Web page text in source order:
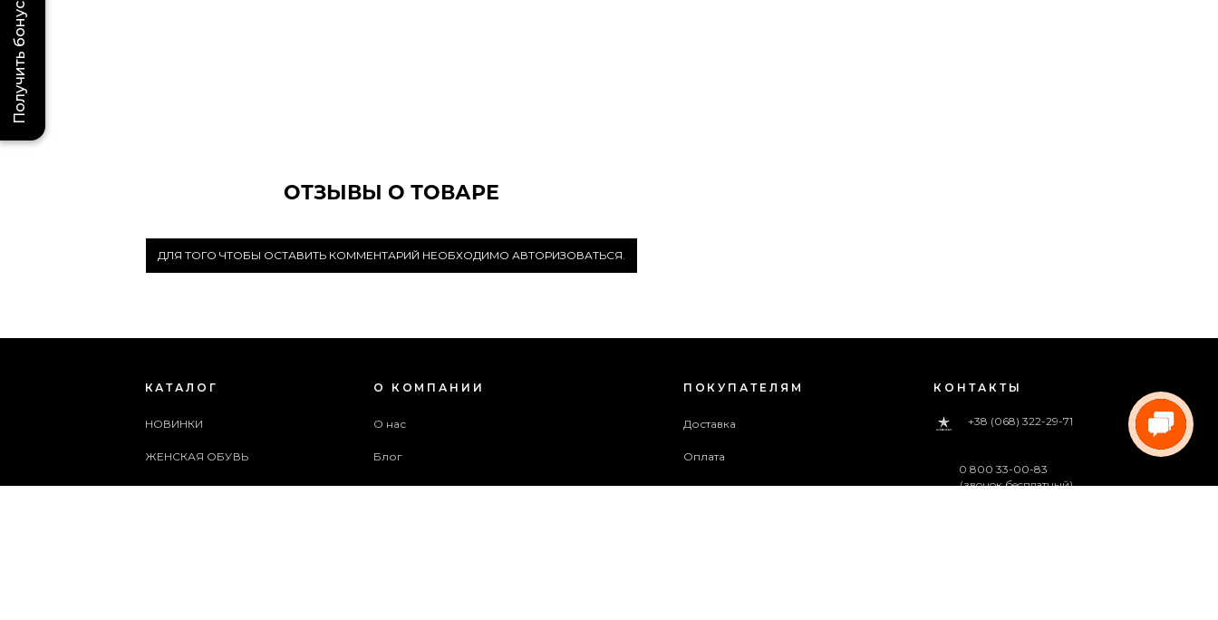
ОТЗЫВЫ О ТОВАРЕ
ДЛЯ ТОГО ЧТОБЫ ОСТАВИТЬ КОММЕНТАРИЙ НЕОБХОДИМО АВТОРИЗОВАТЬСЯ.
КАТАЛОГ
НОВИНКИ
ЖЕНСКАЯ ОБУВЬ
МУЖСКАЯ ОБУВЬ
О КОМПАНИИ
О нас
Блог
Пользовательское соглашение
ПОКУПАТЕЛЯМ
Доставка
Оплата
Гарантия и возврат
КОНТАКТЫ
+38 (068) 322-29-71
0 800 33-00-83
(звонок бесплатный)
Получить бонус